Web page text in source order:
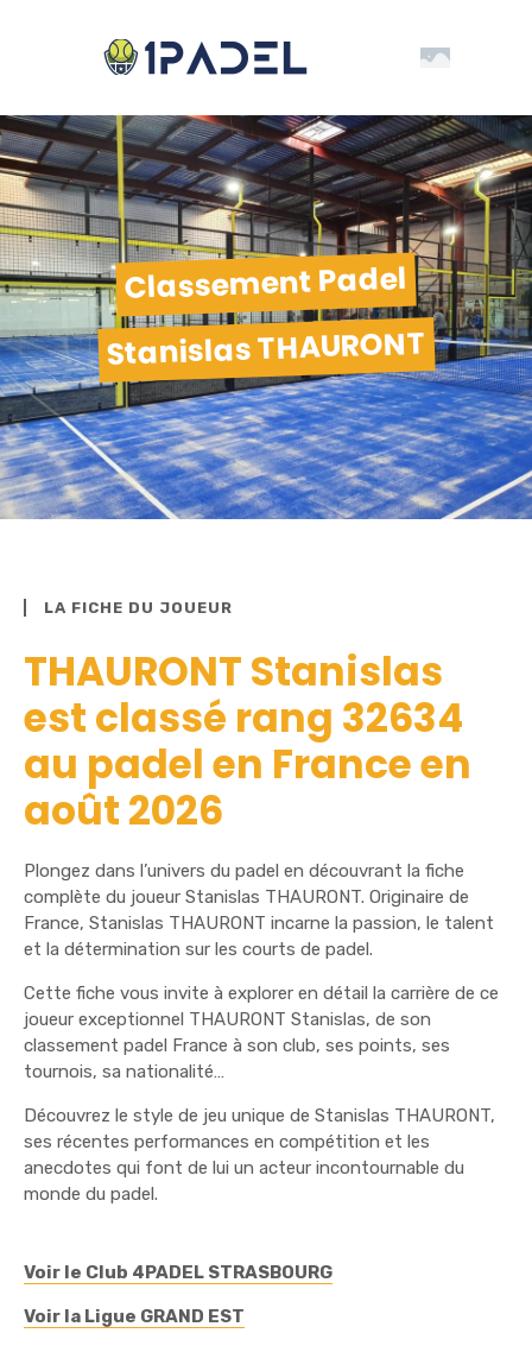
Classement Padel
Stanislas THAURONT
LA FICHE DU JOUEUR
THAURONT Stanislas
est classé rang 32634
au padel en France en
août 2026
Plongez dans l’univers du padel en découvrant la fiche
complète du joueur Stanislas THAURONT. Originaire de
France, Stanislas THAURONT incarne la passion, le talent
et la détermination sur les courts de padel.
Cette fiche vous invite à explorer en détail la carrière de ce
joueur exceptionnel THAURONT Stanislas, de son
classement padel France à son club, ses points, ses
tournois, sa nationalité…
Découvrez le style de jeu unique de Stanislas THAURONT,
ses récentes performances en compétition et les
anecdotes qui font de lui un acteur incontournable du
monde du padel.
Voir le Club 4PADEL STRASBOURG
Voir la Ligue GRAND EST